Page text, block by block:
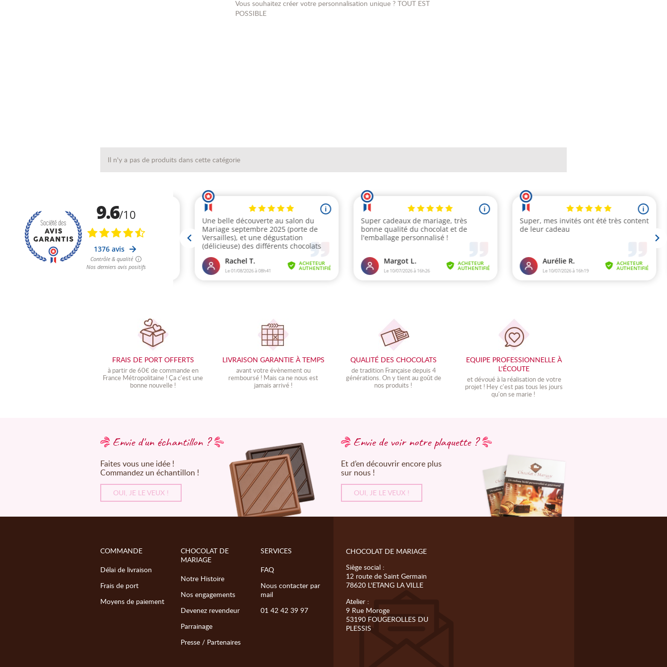
Vous souhaitez créer votre personnalisation unique ? TOUT EST
POSSIBLE
Il n'y a pas de produits dans cette catégorie
FRAIS DE PORT OFFERTS
à partir de 60€ de commande en
France Métropolitaine !Ça c'est une
bonne nouvelle !
LIVRAISON GARANTIE À TEMPS
avant votre évènement ou
remboursé ! Mais ca ne nous est
jamais arrivé !
QUALITÉ DES CHOCOLATS
de tradition Française depuis 4
générations. On y tient au goût de
nos produits !
EQUIPE PROFESSIONNELLE À
L'ÉCOUTE
et dévoué à la réalisation de votre
projet ! Hey c'est pas tous les jours
qu'on se marie !
Envie d'un échantillon ?
Faites vous une idée !
Commandez un échantillon !
OUI, JE LE VEUX !
Envie de voir notre plaquette ?
Et d’en découvrir encore plus
sur nous !
OUI, JE LE VEUX !
COMMANDE
Délai de livraison
Frais de port
Moyens de paiement
CHOCOLAT DE
MARIAGE
Notre Histoire
Nos engagements
Devenez revendeur
Parrainage
Presse / Partenaires
SERVICES
FAQ
Nous contacter par
mail
01 42 42 39 97
CHOCOLAT DE MARIAGE
Siège social :
12 route de Saint Germain
78620 L'ETANG LA VILLE
Atelier :
9 Rue Moroge
53190 FOUGEROLLES DU
PLESSIS